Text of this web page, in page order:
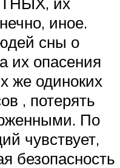
иное.
сны о
их опасения
же одиноких
, потерять
По
чувствует,
безопасность